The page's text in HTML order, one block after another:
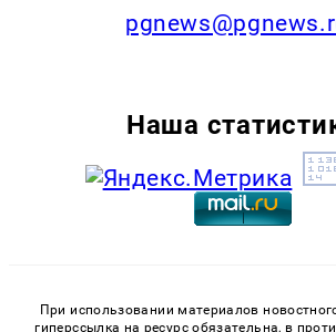
Наша
При использовании материалов
гиперссылка на ресурс обязательна, в